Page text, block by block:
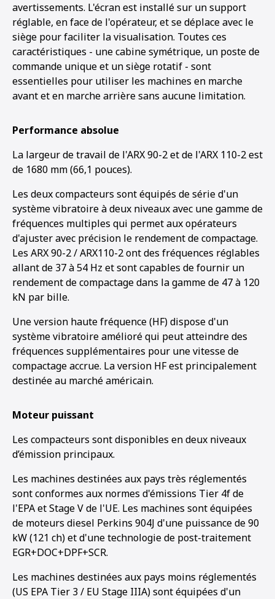
avertissements. L'écran est installé sur un support
réglable, en face de l'opérateur, et se déplace avec le
siège pour faciliter la visualisation. Toutes ces
caractéristiques - une cabine symétrique, un poste de
commande unique et un siège rotatif - sont
essentielles pour utiliser les machines en marche
avant et en marche arrière sans aucune limitation.
Performance absolue
La largeur de travail de l'ARX 90-2 et de l'ARX 110-2 est
de 1680 mm (66,1 pouces).
Les deux compacteurs sont équipés de série d'un
système vibratoire à deux niveaux avec une gamme de
fréquences multiples qui permet aux opérateurs
d'ajuster avec précision le rendement de compactage.
Les ARX 90-2 / ARX110-2 ont des fréquences réglables
allant de 37 à 54 Hz et sont capables de fournir un
rendement de compactage dans la gamme de 47 à 120
kN par bille.
Une version haute fréquence (HF) dispose d'un
système vibratoire amélioré qui peut atteindre des
fréquences supplémentaires pour une vitesse de
compactage accrue. La version HF est principalement
destinée au marché américain.
Moteur puissant
Les compacteurs sont disponibles en deux niveaux
d’émission principaux.
Les machines destinées aux pays très réglementés
sont conformes aux normes d'émissions Tier 4f de
l'EPA et Stage V de l'UE. Les machines sont équipées
de moteurs diesel Perkins 904J d'une puissance de 90
kW (121 ch) et d'une technologie de post-traitement
EGR+DOC+DPF+SCR.
Les machines destinées aux pays moins réglementés
(US EPA Tier 3 / EU Stage IIIA) sont équipées d'un